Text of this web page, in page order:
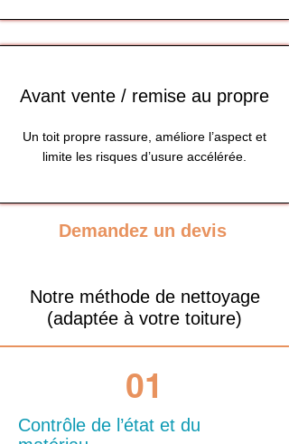
Avant vente / remise au propre
Un toit propre rassure, améliore l’aspect et
limite les risques d’usure accélérée.
Demandez un devis
Notre méthode de nettoyage
(adaptée à votre toiture)
01
Contrôle de l’état et du